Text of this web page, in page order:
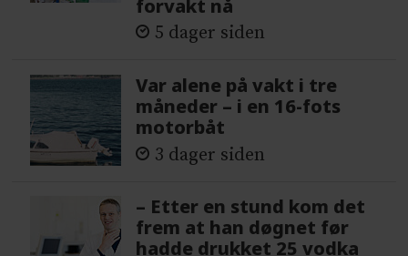
forvakt nå
5 dager siden
Var alene på vakt i tre
måneder – i en 16-fots
motorbåt
3 dager siden
– Etter en stund kom det
frem at han døgnet før
hadde drukket 25 vodka